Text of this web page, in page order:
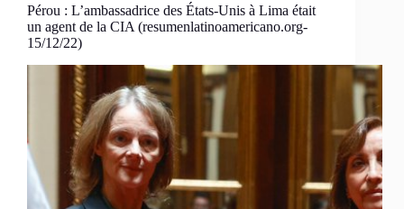
Pérou : L’ambassadrice des États-Unis à Lima était
un agent de la CIA (resumenlatinoamericano.org-
15/12/22)